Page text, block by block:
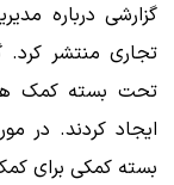
گزارشی درباره
تحت بسته کمک
ایجاد کردند. در
بسته کمکی برای